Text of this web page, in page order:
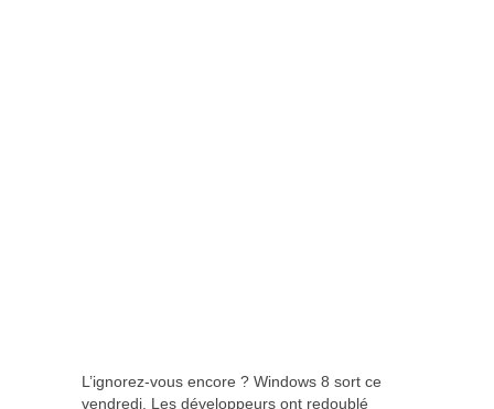
L’ignorez-vous encore ? Windows 8 sort ce
vendredi. Les développeurs ont redoublé